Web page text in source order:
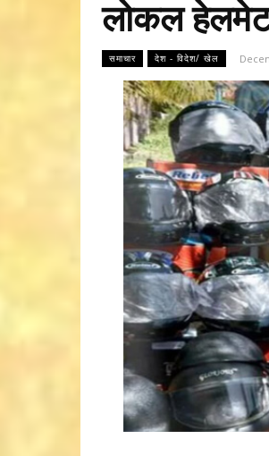
लोकल हेलमेट
समाचार देश - विदेश/ खेल